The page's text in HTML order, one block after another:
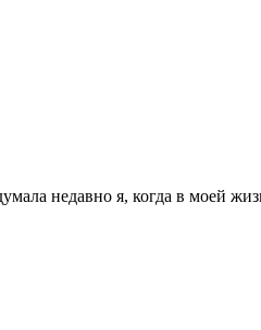
я, когда в моей жизни